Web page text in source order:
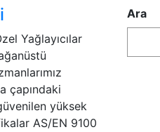
Yağlayıcılar
çapındaki
yüksek
AS/EN 9100
Ara